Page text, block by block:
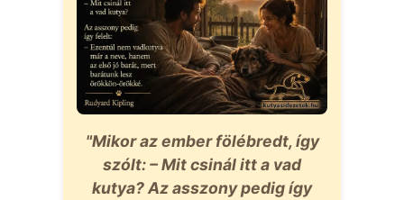
"Mikor az ember fölébredt, így
szólt: – Mit csinál itt a vad
kutya? Az asszony pedig így